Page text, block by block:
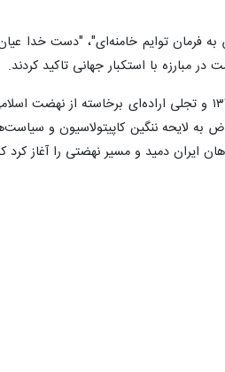
به فرمان توایم خامنه‌ای"، "دست خدا
مبارزه با استکبار جهانی تاکید کردند.
به گزارش ایرنا، یوم‌الله ۱۵خرداد، یادآور قیام تاریخی و سرنوشت‌ساز ملت انقلابی و
لایحه ننگین کاپیتولاسیون و
ایران دمید و مسیر نهضتی را آغاز کرد